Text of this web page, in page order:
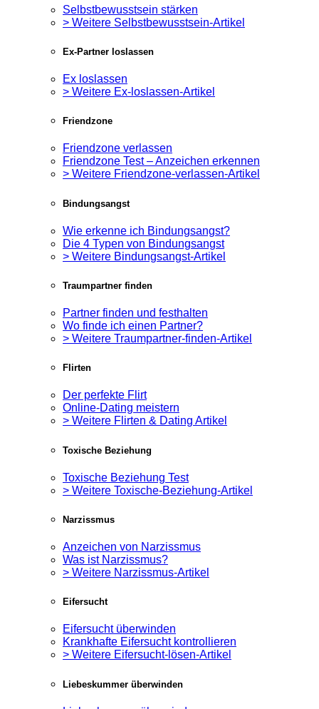
Selbstbewusstsein stärken
> Weitere Selbstbewusstsein-Artikel
Ex-Partner loslassen
Ex loslassen
> Weitere Ex-loslassen-Artikel
Friendzone
Friendzone verlassen
Friendzone Test – Anzeichen erkennen
> Weitere Friendzone-verlassen-Artikel
Bindungsangst
Wie erkenne ich Bindungsangst?
Die 4 Typen von Bindungsangst
> Weitere Bindungsangst-Artikel
Traumpartner finden
Partner finden und festhalten
Wo finde ich einen Partner?
> Weitere Traumpartner-finden-Artikel
Flirten
Der perfekte Flirt
Online-Dating meistern
> Weitere Flirten & Dating Artikel
Toxische Beziehung
Toxische Beziehung Test
> Weitere Toxische-Beziehung-Artikel
Narzissmus
Anzeichen von Narzissmus
Was ist Narzissmus?
> Weitere Narzissmus-Artikel
Eifersucht
Eifersucht überwinden
Krankhafte Eifersucht kontrollieren
> Weitere Eifersucht-lösen-Artikel
Liebeskummer überwinden